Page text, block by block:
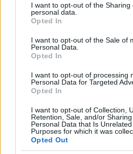
not limited to your visit or usage
grant or deny consent to Google
use your data for below specified
consent section.
I want to opt-out of the Sharing
personal data.
Opted In
I want to opt-out of the Sale of
Personal Data.
Opted In
I want to opt-out of processing
Personal Data for Targeted
Opted In
I want to opt-out of Collection,
Retention, Sale, and/or
Personal Data that Is
Purposes for which it was
Opted Out
A Gyed vége után 4 hétig tart
Ha akarunk, a gyermek 7 éves
maradhatunk (Elternzeit).
a munkaadóval és leginkább
kiterjeszti az elbocsátás elleni
iskolába lépéséig.
Feltétele, hogy a
alkalmazottja (velünk együtt)
együtt legalább 3 éve álljunk
adott munkaadónál. Kisebb